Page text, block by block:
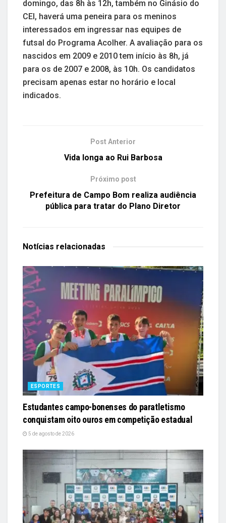
domingo, das 8h às 12h, também no Ginásio do
CEI, haverá uma peneira para os meninos
interessados em ingressar nas equipes de
futsal do Programa Acolher. A avaliação para os
nascidos em 2009 e 2010 tem início às 8h, já
para os de 2007 e 2008, às 10h. Os candidatos
precisam apenas estar no horário e local
indicados.
Post Anterior
Vida longa ao Rui Barbosa
Próximo post
Prefeitura de Campo Bom realiza audiência
pública para tratar do Plano Diretor
Notícias relacionadas
ESPORTES
Estudantes campo-bonenses do paratletismo
conquistam oito ouros em competição estadual
5 de agosto de 2026